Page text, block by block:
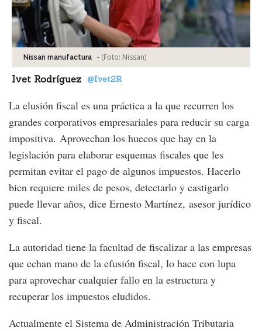
Nissan manufactura - (Foto: Nissan)
Ivet Rodríguez @Ivet2R
La elusión fiscal es una práctica a la que recurren los
grandes corporativos empresariales para reducir su carga
impositiva. Aprovechan los huecos que hay en la
legislación para elaborar esquemas fiscales que les
permitan evitar el pago de algunos impuestos. Hacerlo
bien requiere miles de pesos, detectarlo y castigarlo
puede llevar años, dice Ernesto Martínez, asesor jurídico
y fiscal.
La autoridad tiene la facultad de fiscalizar a las empresas
que echan mano de la efusión fiscal, lo hace con lupa
para aprovechar cualquier fallo en la estructura y
recuperar los impuestos eludidos.
Actualmente el Sistema de Administración Tributaria